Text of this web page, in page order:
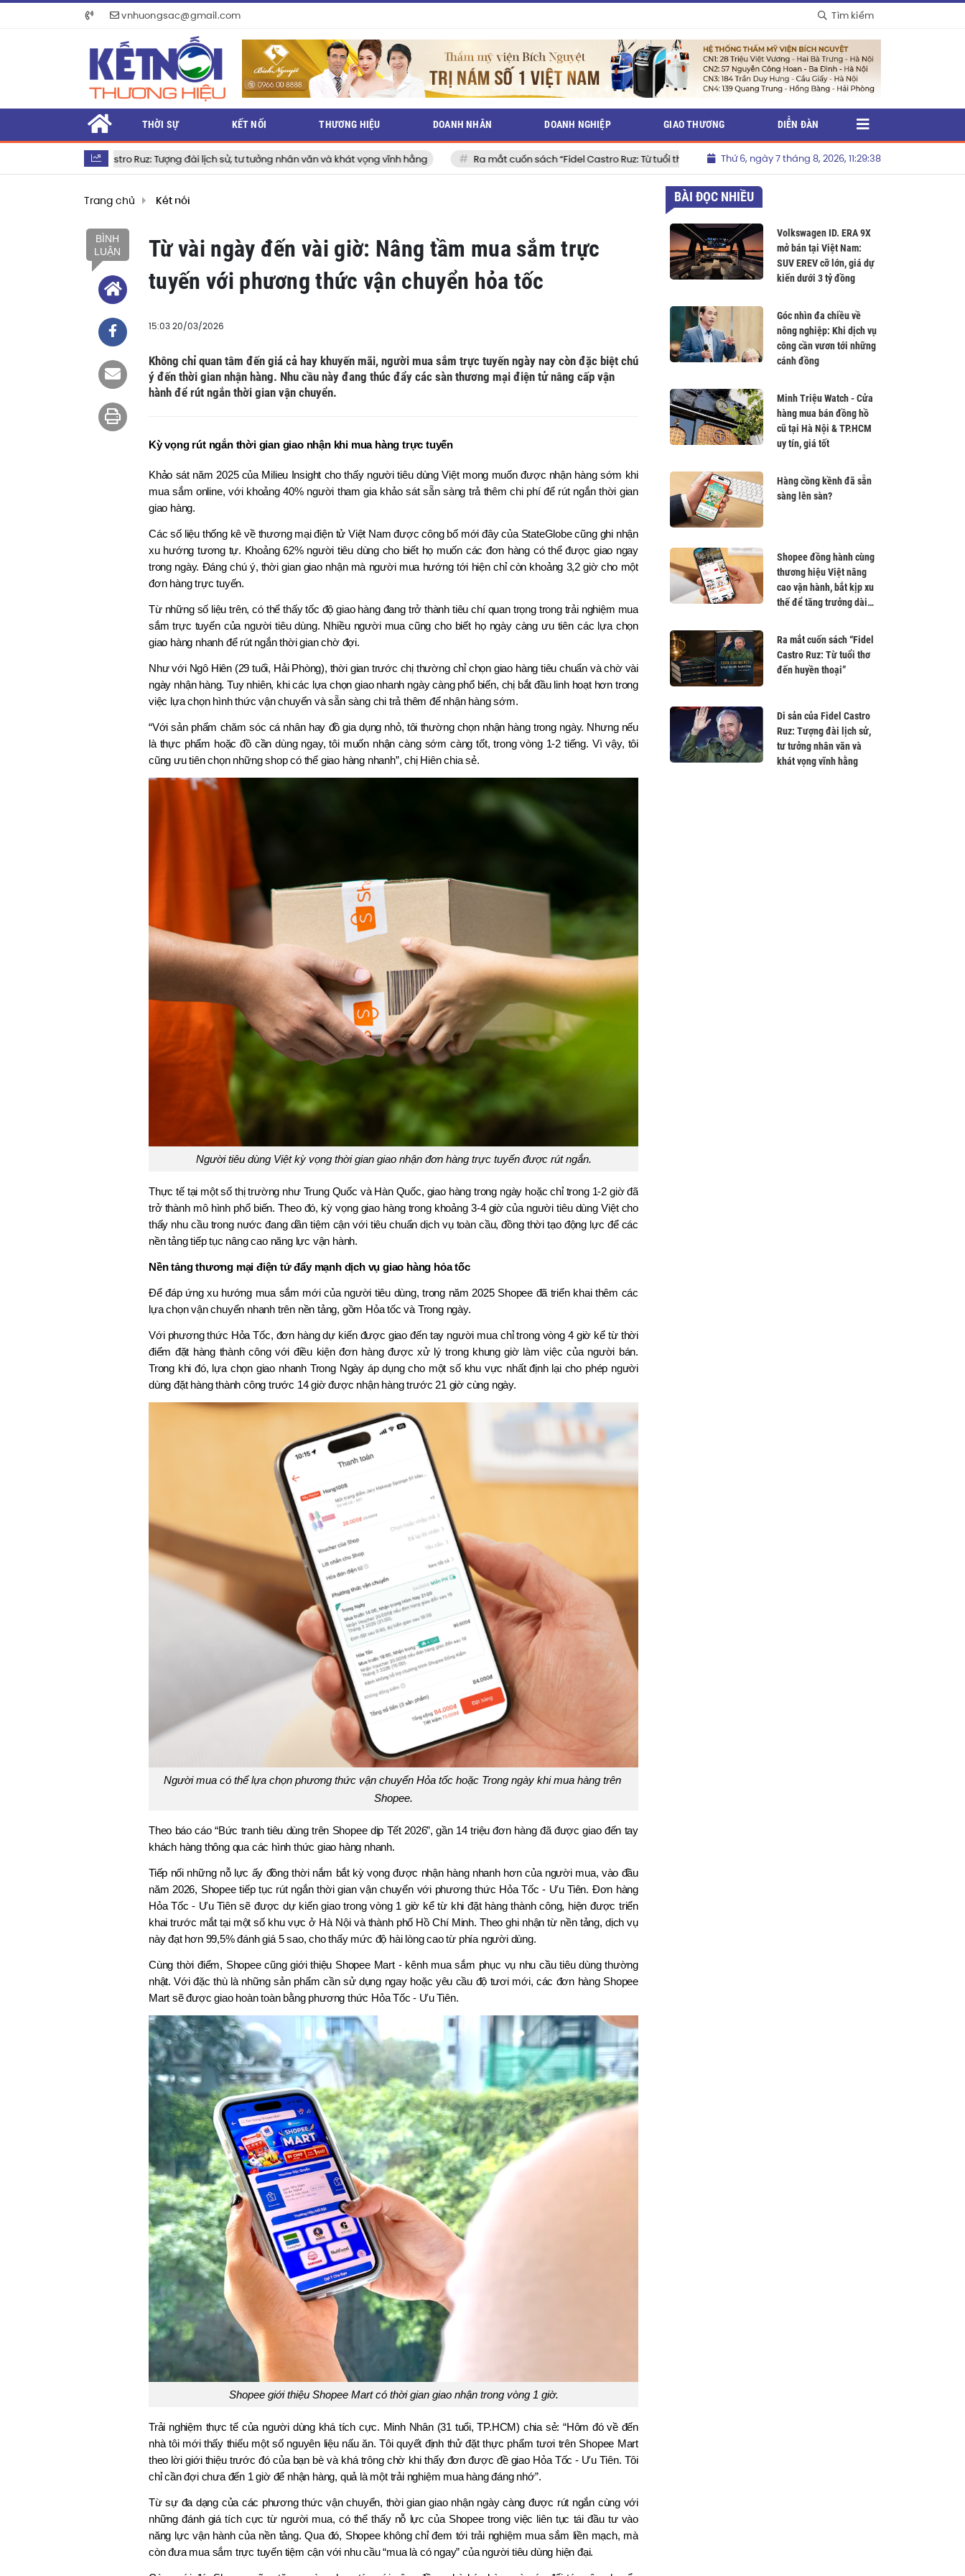
vnhuongsac@gmail.com Tìm kiếm
Castro Ruz: Tượng đài lịch sử, tư tưởng nhân văn và khát vọng vĩnh hằng Ra mắt cuốn sách “Fidel Castro Ruz: Từ tuổi thơ đến huyền thoại” Shopee đồng hành cùng thương hiệu Việt nâng
Thứ 6, ngày 7 tháng 8, 2026, 11:29:40
THỜI SỰ KẾT NỐI THƯƠNG HIỆU DOANH NHÂN DOANH NGHIỆP GIAO THƯƠNG DIỄN ĐÀN
Trang chủ Kết nối
BÌNH
LUẬN
Từ vài ngày đến vài giờ: Nâng tầm mua sắm trực
tuyến với phương thức vận chuyển hỏa tốc
15:03 20/03/2026
Không chỉ quan tâm đến giá cả hay khuyến mãi, người mua sắm trực tuyến ngày nay còn đặc biệt chú
ý đến thời gian nhận hàng. Nhu cầu này đang thúc đẩy các sàn thương mại điện tử nâng cấp vận
hành để rút ngắn thời gian vận chuyển.
Kỳ vọng rút ngắn thời gian giao nhận khi mua hàng trực tuyến
Khảo sát năm 2025 của Milieu Insight cho thấy người tiêu dùng Việt mong muốn được nhận hàng sớm khi
mua sắm online, với khoảng 40% người tham gia khảo sát sẵn sàng trả thêm chi phí để rút ngắn thời gian
giao hàng.
Các số liệu thống kê về thương mại điện tử Việt Nam được công bố mới đây của StateGlobe cũng ghi nhận
xu hướng tương tự. Khoảng 62% người tiêu dùng cho biết họ muốn các đơn hàng có thể được giao ngay
trong ngày. Đáng chú ý, thời gian giao nhận mà người mua hướng tới hiện chỉ còn khoảng 3,2 giờ cho một
đơn hàng trực tuyến.
Từ những số liệu trên, có thể thấy tốc độ giao hàng đang trở thành tiêu chí quan trọng trong trải nghiệm mua
sắm trực tuyến của người tiêu dùng. Nhiều người mua cũng cho biết họ ngày càng ưu tiên các lựa chọn
giao hàng nhanh để rút ngắn thời gian chờ đợi.
Như với Ngô Hiên (29 tuổi, Hải Phòng), thời gian trước chị thường chỉ chọn giao hàng tiêu chuẩn và chờ vài
ngày nhận hàng. Tuy nhiên, khi các lựa chọn giao nhanh ngày càng phổ biến, chị bắt đầu linh hoạt hơn trong
việc lựa chọn hình thức vận chuyển và sẵn sàng chi trả thêm để nhận hàng sớm.
“Với sản phẩm chăm sóc cá nhân hay đồ gia dụng nhỏ, tôi thường chọn nhận hàng trong ngày. Nhưng nếu
là thực phẩm hoặc đồ cần dùng ngay, tôi muốn nhận càng sớm càng tốt, trong vòng 1-2 tiếng. Vì vậy, tôi
cũng ưu tiên chọn những shop có thể giao hàng nhanh”, chị Hiên chia sẻ.
Người tiêu dùng Việt kỳ vọng thời gian giao nhận đơn hàng trực tuyến được rút ngắn.
Thực tế tại một số thị trường như Trung Quốc và Hàn Quốc, giao hàng trong ngày hoặc chỉ trong 1-2 giờ đã
trở thành mô hình phổ biến. Theo đó, kỳ vọng giao hàng trong khoảng 3-4 giờ của người tiêu dùng Việt cho
thấy nhu cầu trong nước đang dần tiệm cận với tiêu chuẩn dịch vụ toàn cầu, đồng thời tạo động lực để các
nền tảng tiếp tục nâng cao năng lực vận hành.
Nền tảng thương mại điện tử đẩy mạnh dịch vụ giao hàng hỏa tốc
Để đáp ứng xu hướng mua sắm mới của người tiêu dùng, trong năm 2025 Shopee đã triển khai thêm các
lựa chọn vận chuyển nhanh trên nền tảng, gồm Hỏa tốc và Trong ngày.
Với phương thức Hỏa Tốc, đơn hàng dự kiến được giao đến tay người mua chỉ trong vòng 4 giờ kể từ thời
điểm đặt hàng thành công với điều kiện đơn hàng được xử lý trong khung giờ làm việc của người bán.
Trong khi đó, lựa chọn giao nhanh Trong Ngày áp dụng cho một số khu vực nhất định lại cho phép người
dùng đặt hàng thành công trước 14 giờ được nhận hàng trước 21 giờ cùng ngày.
Người mua có thể lựa chọn phương thức vận chuyển Hỏa tốc hoặc Trong ngày khi mua hàng trên
Shopee.
Theo báo cáo “Bức tranh tiêu dùng trên Shopee dịp Tết 2026”, gần 14 triệu đơn hàng đã được giao đến tay
khách hàng thông qua các hình thức giao hàng nhanh.
Tiếp nối những nỗ lực ấy đồng thời nắm bắt kỳ vọng được nhận hàng nhanh hơn của người mua, vào đầu
năm 2026, Shopee tiếp tục rút ngắn thời gian vận chuyển với phương thức Hỏa Tốc - Ưu Tiên. Đơn hàng
Hỏa Tốc - Ưu Tiên sẽ được dự kiến giao trong vòng 1 giờ kể từ khi đặt hàng thành công, hiện được triển
khai trước mắt tại một số khu vực ở Hà Nội và thành phố Hồ Chí Minh. Theo ghi nhận từ nền tảng, dịch vụ
này đạt hơn 99,5% đánh giá 5 sao, cho thấy mức độ hài lòng cao từ phía người dùng.
Cùng thời điểm, Shopee cũng giới thiệu Shopee Mart - kênh mua sắm phục vụ nhu cầu tiêu dùng thường
nhật. Với đặc thù là những sản phẩm cần sử dụng ngay hoặc yêu cầu độ tươi mới, các đơn hàng Shopee
Mart sẽ được giao hoàn toàn bằng phương thức Hỏa Tốc - Ưu Tiên.
Shopee giới thiệu Shopee Mart có thời gian giao nhận trong vòng 1 giờ.
Trải nghiệm thực tế của người dùng khá tích cực. Minh Nhân (31 tuổi, TP.HCM) chia sẻ: “Hôm đó về đến
nhà tôi mới thấy thiếu một số nguyên liệu nấu ăn. Tôi quyết định thử đặt thực phẩm tươi trên Shopee Mart
theo lời giới thiệu trước đó của bạn bè và khá trông chờ khi thấy đơn được đề giao Hỏa Tốc - Ưu Tiên. Tôi
chỉ cần đợi chưa đến 1 giờ để nhận hàng, quả là một trải nghiệm mua hàng đáng nhớ”.
Từ sự đa dạng của các phương thức vận chuyển, thời gian giao nhận ngày càng được rút ngắn cùng với
những đánh giá tích cực từ người mua, có thể thấy nỗ lực của Shopee trong việc liên tục tái đầu tư vào
năng lực vận hành của nền tảng. Qua đó, Shopee không chỉ đem tới trải nghiệm mua sắm liền mạch, mà
còn đưa mua sắm trực tuyến tiệm cận với nhu cầu “mua là có ngay” của người tiêu dùng hiện đại.
BÀI ĐỌC NHIỀU
Volkswagen ID. ERA 9X
mở bán tại Việt Nam:
SUV EREV cỡ lớn, giá dự
kiến dưới 3 tỷ đồng
Góc nhìn đa chiều về
nông nghiệp: Khi dịch vụ
công cần vươn tới những
cánh đồng
Minh Triệu Watch - Cửa
hàng mua bán đồng hồ
cũ tại Hà Nội & TP.HCM
uy tín, giá tốt
Hàng cồng kềnh đã sẵn
sàng lên sàn?
Shopee đồng hành cùng
thương hiệu Việt nâng
cao vận hành, bắt kịp xu
thế để tăng trưởng dài
Ra mắt cuốn sách “Fidel
Castro Ruz: Từ tuổi thơ
đến huyền thoại”
Di sản của Fidel Castro
Ruz: Tượng đài lịch sử,
tư tưởng nhân văn và
khát vọng vĩnh hằng